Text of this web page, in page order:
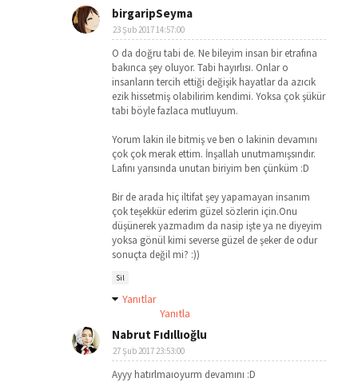
birgaripSeyma
23 Şub 2017 14:57:00
O da doğru tabi de. Ne bileyim insan bir etrafına
bakınca şey oluyor. Tabi hayırlısı. Onlar o
insanların tercih ettiği değişik hayatlar da azıcık
ezik hissetmiş olabilirim kendimi. Yoksa çok şükür
tabi böyle fazlaca mutluyum.
Yorum lakin ile bitmiş ve ben o lakinin devamını
çok çok merak ettim. İnşallah unutmamışsındır.
Lafını yarısında unutan biriyim ben çünküm :D
Bir de arada hiç iltifat şey yapamayan insanım
çok teşekkür ederim güzel sözlerin için.Onu
düşünerek yazmadım da nasip işte ya ne diyeyim
yoksa gönül kimi severse güzel de şeker de odur
sonuçta değil mi? :))
Sil
Yanıtlar
Yanıtla
Nabrut Fıdıllıoğlu
27 Şub 2017 23:53:00
Ayyy hatırlmaıoyurm devamını :D